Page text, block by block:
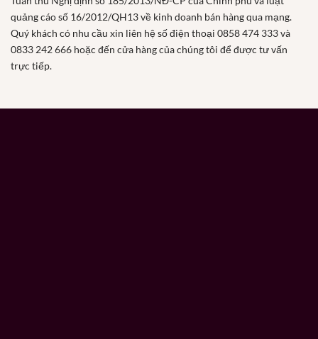
quảng cáo số 16/2012/QH13 về kinh doanh bán hàng qua mạng.
Quý khách có nhu cầu xin liên hệ số điện thoại 0858 474 333 và
0833 242 666 hoặc đến cửa hàng của chúng tôi để được tư vấn
trực tiếp.